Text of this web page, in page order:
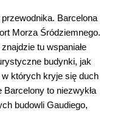
Barcelona
Morza Śródziemnego.
tu wspaniałe
budynki, jak
których kryje się duch
to niezwykła
budowli Gaudiego,